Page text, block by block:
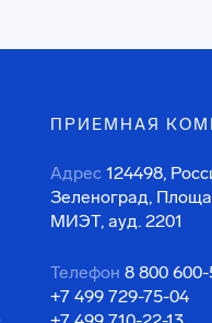
ПРИЕМНАЯ
Адрес 124498,
Зеленоград,
МИЭТ, ауд. 2201
Телефон 8 800
+7 499 729-75-04